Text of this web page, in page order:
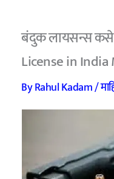
बंदुक लायसन्स कसे
License in
ByRahul Kadam/